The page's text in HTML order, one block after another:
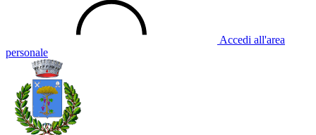
Accedi all'area
personale